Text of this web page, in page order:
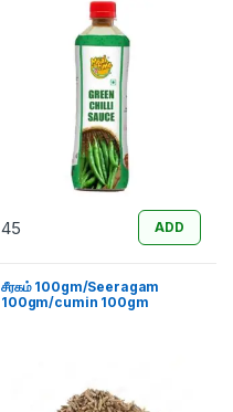
45 ADD
சீரகம் 100gm/Seeragam
100gm/cumin 100gm